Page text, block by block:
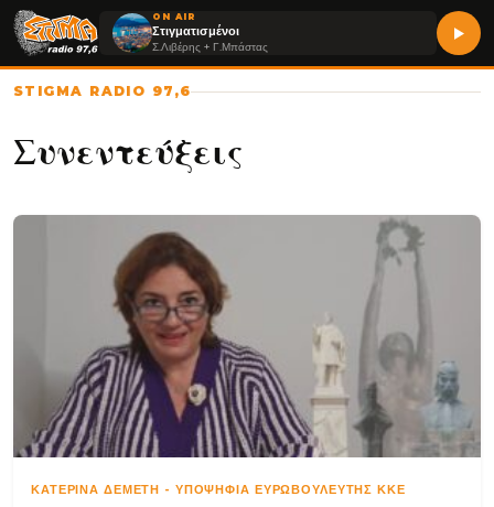
ON AIR
Στιγματισμένοι
Σ.Λιβέρης + Γ.Μπάστας
STIGMA RADIO 97,6
Συνεντεύξεις
ΚΑΤΕΡΊΝΑ ΔΕΜΈΤΗ - ΥΠΟΨΉΦΙΑ ΕΥΡΩΒΟΥΛΕΥΤΉΣ ΚΚΕ